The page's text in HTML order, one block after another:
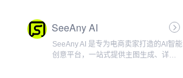
SeeAny AI
SeeAny AI 是专为电商卖家打造的AI智能
创意平台，一站式提供主图生成、详情